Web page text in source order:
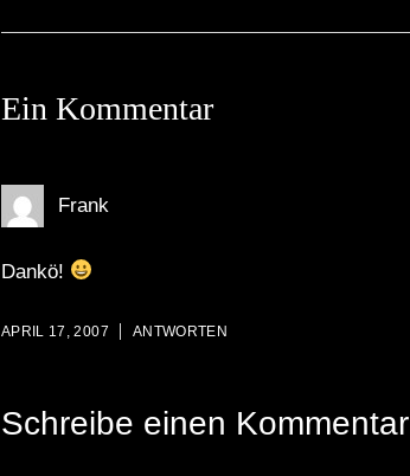
Ein Kommentar
Frank
Dankö!
APRIL 17, 2007 ANTWORTEN
Schreibe einen Kommentar